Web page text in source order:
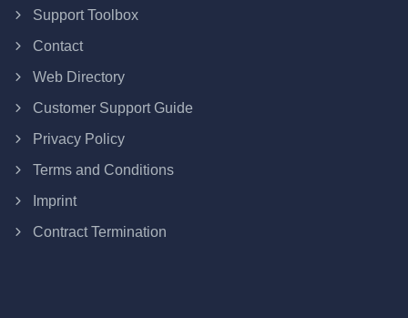
Support Toolbox
Contact
Web Directory
Customer Support Guide
Privacy Policy
Terms and Conditions
Imprint
Contract Termination